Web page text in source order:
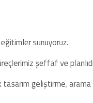
sunuyoruz.
şeffaf ve
tasarım geliştirme,